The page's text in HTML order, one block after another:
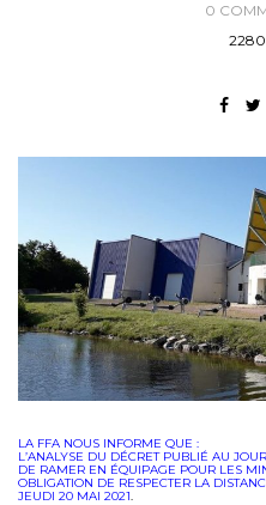
0
2280
LA FFA NOUS INFORME QUE :
L’ANALYSE DU DÉCRET PUBLIÉ AU
DE RAMER EN ÉQUIPAGE POUR LES
OBLIGATION DE RESPECTER LA
JEUDI 20 MAI 2021